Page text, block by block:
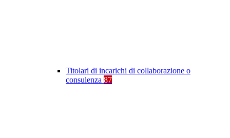
Titolari di incarichi di collaborazione o
consulenza 87